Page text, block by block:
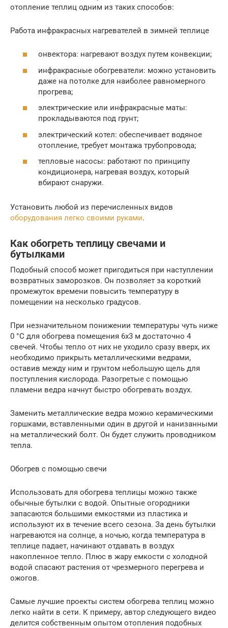
отопление теплиц одним из таких способов:
Работа инфракрасных нагревателей в зимней теплице
онвектора: нагревают воздух путем конвекции;
инфракрасные обогреватели: можно установить
даже на потолке для наиболее равномерного
прогрева;
электрические или инфракрасные маты:
прокладываются под грунт;
электрический котел: обеспечивает водяное
отопление, требует монтажа трубопровода;
тепловые насосы: работают по принципу
кондиционера, нагревая воздух, который
вбирают снаружи.
Установить любой из перечисленных видов
оборудования легко своими руками.
Как обогреть теплицу свечами и
бутылками
Подобный способ может пригодиться при наступлении
возвратных заморозков. Он позволяет за короткий
промежуток времени повысить температуру в
помещении на несколько градусов.
При незначительном понижении температуры чуть ниже
0 °С для обогрева помещения 6х3 м достаточно 4
свечей. Чтобы тепло от них не уходило сразу вверх, их
необходимо прикрыть металлическими ведрами,
оставив между ним и грунтом небольшую щель для
поступления кислорода. Разогретые с помощью
пламени ведра начнут быстро обогревать воздух.
Заменить металлические ведра можно керамическими
горшками, вставленными один в другой и нанизанными
на металлический болт. Он будет служить проводником
тепла.
Обогрев с помощью свечи
Использовать для обогрева теплицы можно также
обычные бутылки с водой. Опытные огородники
запасаются большими емкостями из пластика и
используют их в течение всего сезона. За день бутылки
нагреваются на солнце, а ночью, когда температура в
теплице падает, начинают отдавать в воздух
накопленное тепло. Плюс в жару емкости с холодной
водой спасают растения от чрезмерного перегрева и
ожогов.
Самые лучшие проекты систем обогрева теплиц можно
легко найти в сети. К примеру, автор следующего видео
делится собственным опытом отопления подобных